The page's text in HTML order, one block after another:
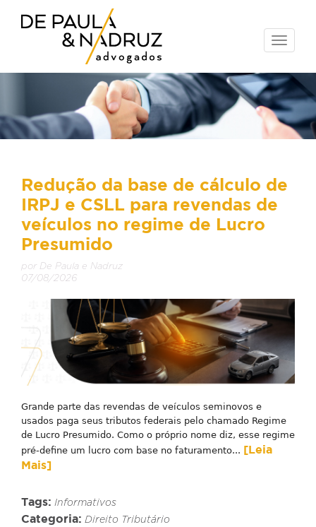
Toggle
Redução da base de cálculo de
IRPJ e CSLL para revendas de
veículos no regime de Lucro
Presumido
por De Paula e Nadruz
07/08/2026
Grande parte das revendas de veículos seminovos e
usados paga seus tributos federais pelo chamado Regime
de Lucro Presumido. Como o próprio nome diz, esse regime
pré-define um lucro com base no faturamento... [Leia
Mais]
Tags: Informativos
Categoria: Direito Tributário